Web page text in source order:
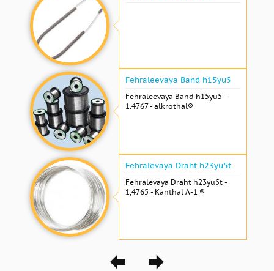
Fehraleevaya Band h15yu5
Fehraleevaya Band h15yu5 -
1.4767 - alkrothal®
Fehralevaya Draht h23yu5t
Fehralevaya Draht h23yu5t -
1,4765 - Kanthal A-1 ®